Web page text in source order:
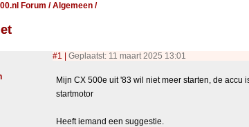
Forum /Algemeen/
#1 Geplaatst: 11 maart 2025 13:01
Mijn CX 500e uit '83 wil niet meer starten, de
startmotor
Heeft iemand een suggestie.